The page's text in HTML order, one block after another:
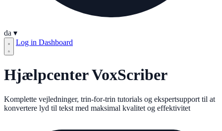
da ▾
Log in Dashboard
Hjælpcenter VoxScriber
Komplette vejledninger, trin-for-trin tutorials og ekspertsupport til at
konvertere lyd til tekst med maksimal kvalitet og effektivitet